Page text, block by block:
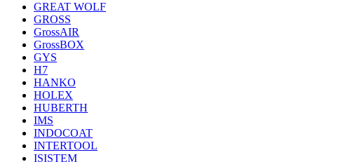
GREAT WOLF
GROSS
GrossAIR
GrossBOX
GYS
H7
HANKO
HOLEX
HUBERTH
IMS
INDOCOAT
INTERTOOL
ISISTEM